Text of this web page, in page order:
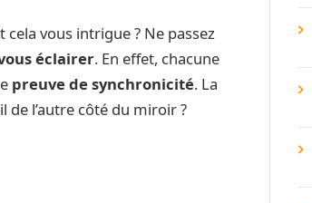
vous intrigue ? Ne passez
éclairer. En effet, chacune
preuve de synchronicité. La
de l’autre côté du miroir ?